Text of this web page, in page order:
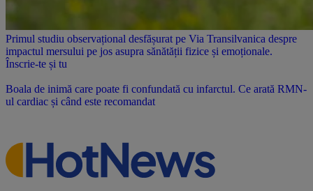
Primul studiu observațional desfășurat pe Via Transilvanica despre
impactul mersului pe jos asupra sănătății fizice și emoționale.
Înscrie-te și tu
Boala de inimă care poate fi confundată cu infarctul. Ce arată RMN-
ul cardiac și când este recomandat